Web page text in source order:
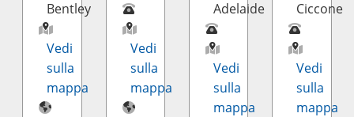
Bentley
Vedi
sulla
mappa
Vedi
sulla
mappa
Adelaide
Vedi
sulla
mappa
Ciccone
Vedi
sulla
mappa